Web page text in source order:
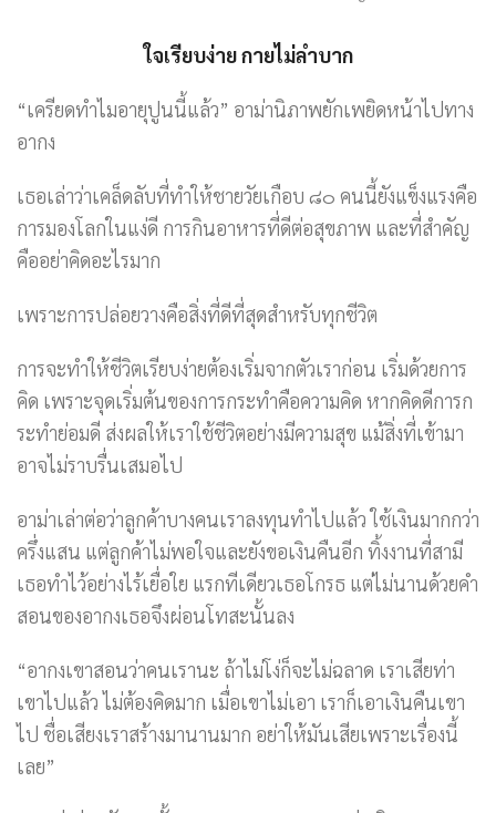
ใจเรียบง่าย กายไม่ลำบาก
“เครียดทำไมอายุปูนนี้แล้ว” อาม่านิภาพยักเพยิดหน้าไปทาง
อากง
เธอเล่าว่าเคล็ดลับที่ทำให้ชายวัยเกือบ ๘๐ คนนี้ยังแข็งแรงคือ
การมองโลกในแง่ดี การกินอาหารที่ดีต่อสุขภาพ และที่สำคัญ
คืออย่าคิดอะไรมาก
เพราะการปล่อยวางคือสิ่งที่ดีที่สุดสำหรับทุกชีวิต
การจะทำให้ชีวิตเรียบง่ายต้องเริ่มจากตัวเราก่อน เริ่มด้วยการ
คิด เพราะจุดเริ่มต้นของการกระทำคือความคิด หากคิดดีการก
ระทำย่อมดี ส่งผลให้เราใช้ชีวิตอย่างมีความสุข แม้สิ่งที่เข้ามา
อาจไม่ราบรื่นเสมอไป
อาม่าเล่าต่อว่าลูกค้าบางคนเราลงทุนทำไปแล้ว ใช้เงินมากกว่า
ครึ่งแสน แต่ลูกค้าไม่พอใจและยังขอเงินคืนอีก ทิ้งงานที่สามี
เธอทำไว้อย่างไร้เยื่อใย แรกทีเดียวเธอโกรธ แต่ไม่นานด้วยคำ
สอนของอากงเธอจึงผ่อนโทสะนั้นลง
“อากงเขาสอนว่าคนเรานะ ถ้าไม่โง่ก็จะไม่ฉลาด เราเสียท่า
เขาไปแล้ว ไม่ต้องคิดมาก เมื่อเขาไม่เอา เราก็เอาเงินคืนเขา
ไป ชื่อเสียงเราสร้างมานานมาก อย่าให้มันเสียเพราะเรื่องนี้
เลย”